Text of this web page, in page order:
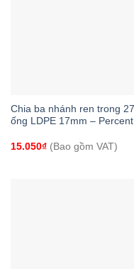
Chia ba nhánh ren trong
ống LDPE 17mm – Percent
15.050₫(Bao gồm VAT)